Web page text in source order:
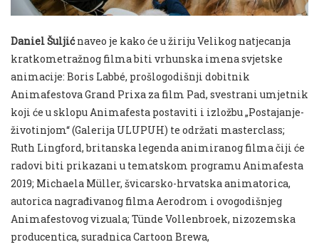
Daniel Šuljićnaveo je kako će u žiriju Velikog natjecanja
kratkometražnog filma biti vrhunska imena svjetske
animacije: Boris Labbé, prošlogodišnji dobitnik
Animafestova Grand Prixa za film Pad, svestrani umjetnik
koji će u sklopu Animafesta postaviti i izložbu „Postajanje-
životinjom“ (Galerija ULUPUH) te održati masterclass;
Ruth Lingford, britanska legenda animiranog filma čiji će
radovi biti prikazani u tematskom programu Animafesta
2019; Michaela Müller, švicarsko-hrvatska animatorica,
autorica nagrađivanog filma Aerodrom i ovogodišnjeg
Animafestovog vizuala; Tünde Vollenbroek, nizozemska
producentica, suradnica Cartoon Brewa,